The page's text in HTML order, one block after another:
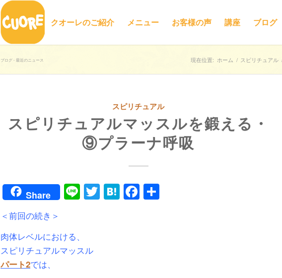
クオーレのご紹介 メニュー お客様の声 講座 ブログ
ブログ - 最近のニュース 現在位置: ホーム / スピリチュアル
スピリチュアル
スピリチュアルマッスルを鍛える・
⑨プラーナ呼吸
Share LineTwitter
HatenaFacebook
＜前回の続き＞
肉体レベルにおける、
スピリチュアルマッスル
パート2では、